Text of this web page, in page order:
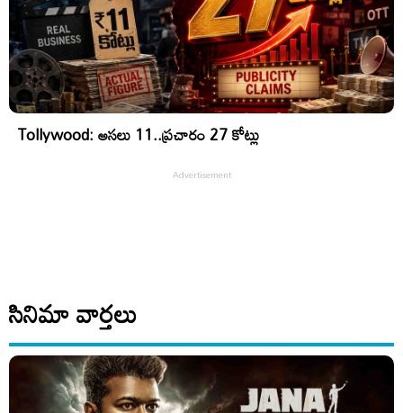
Tollywood: అసలు 11..ప్రచారం 27 కోట్లు
సినిమా వార్తలు